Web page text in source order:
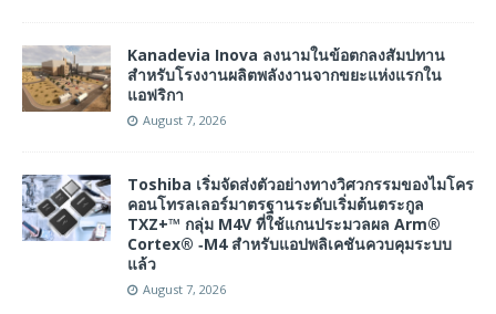
Kanadevia Inova ลงนามในข้อตกลงสัมปทาน
สำหรับโรงงานผลิตพลังงานจากขยะแห่งแรกใน
แอฟริกา
August 7, 2026
Toshiba เริ่มจัดส่งตัวอย่างทางวิศวกรรมของไมโคร
คอนโทรลเลอร์มาตรฐานระดับเริ่มต้นตระกูล
TXZ+™ กลุ่ม M4V ที่ใช้แกนประมวลผล Arm®
Cortex® ‑M4 สำหรับแอปพลิเคชันควบคุมระบบ
แล้ว
August 7, 2026